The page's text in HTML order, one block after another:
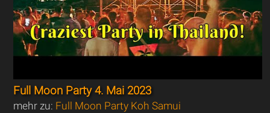
Full Moon Party 4. Mai 2023
mehr zu: Full Moon Party Koh Samui